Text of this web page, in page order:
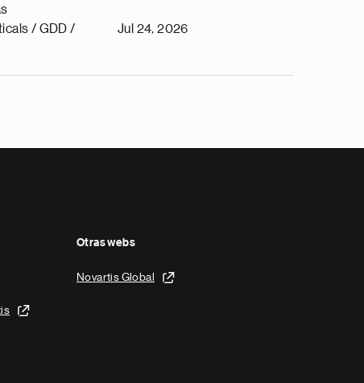
/ GDD /
Jul 24, 2026
Otras webs
Novartis Global